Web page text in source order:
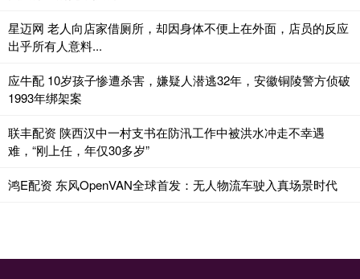
星迈网 老人向店家借厕所，却因身体不便上在外面，店员的反应
出乎所有人意料...
应牛配 10岁孩子惨遭杀害，嫌疑人潜逃32年，安徽铜陵警方侦破
1993年绑架案
联丰配资 陕西汉中一村支书在防汛工作中被洪水冲走不幸遇
难，“刚上任，年仅30多岁”
鸿E配资 东风OpenVAN全球首发：无人物流车驶入真场景时代